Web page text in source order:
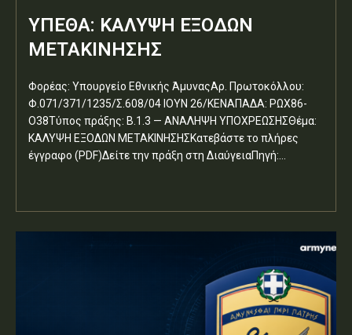
ΥΠΕΘΑ: ΚΑΛΥΨΗ ΕΞΟΔΩΝ
ΜΕΤΑΚΙΝΗΣΗΣ
Φορέας: Υπουργείο Εθνικής ΆμυναςΑρ. Πρωτοκόλλου:
Φ.071/371/1235/Σ.608/04 ΙΟΥΝ 26/ΚΕΝΑΠΑΔΑ: ΡΩΧ86-
Ο38Τύπος πράξης: Β.1.3 — ΑΝΑΛΗΨΗ ΥΠΟΧΡΕΩΣΗΣΘέμα:
ΚΑΛΥΨΗ ΕΞΟΔΩΝ ΜΕΤΑΚΙΝΗΣΗΣΚατεβάστε το πλήρες
έγγραφο (PDF)Δείτε την πράξη στη ΔιαύγειαΠηγή:...